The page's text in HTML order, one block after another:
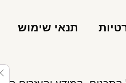
תנאי שימוש